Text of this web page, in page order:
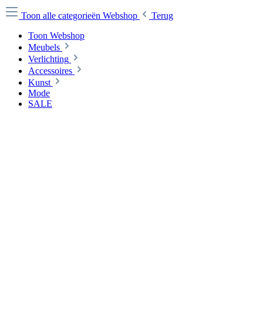
Toon alle categorieën Webshop
Terug
Toon Webshop
Meubels
Verlichting
Accessoires
Kunst
Mode
SALE